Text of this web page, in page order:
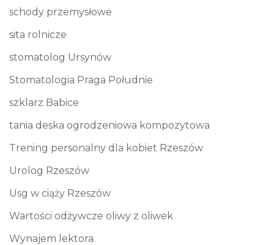
schody przemysłowe
sita rolnicze
stomatolog Ursynów
Stomatologia Praga Południe
szklarz Babice
tania deska ogrodzeniowa kompozytowa
Trening personalny dla kobiet Rzeszów
Urolog Rzeszów
Usg w ciąży Rzeszów
Wartości odżywcze oliwy z oliwek
Wynajem lektora